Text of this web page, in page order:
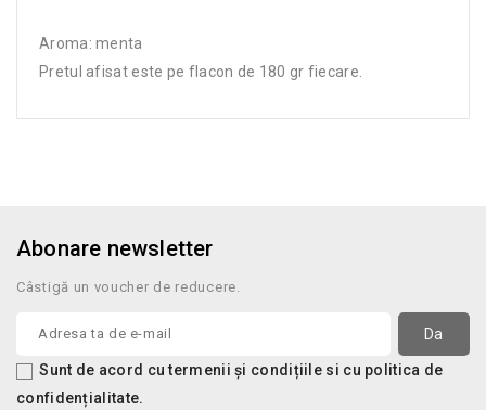
Aroma: menta
Pretul afisat este pe flacon de 180 gr fiecare.
Abonare newsletter
Câstigă un voucher de reducere.
Sunt de acord cu termenii și condițiile si cu politica de
confidențialitate.